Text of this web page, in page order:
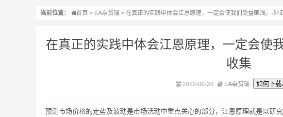
当前位置： 首页 > EA杂货铺 > 在真正的实践中体会江恩原理，一定会使我们受益匪浅。-外
在真正的实践中体会江恩原理，一定会使
收集
2022-08-28 EA杂货铺
预测市场价格的走势及波动是市场活动中重点关心的部分，江恩原理就是以研